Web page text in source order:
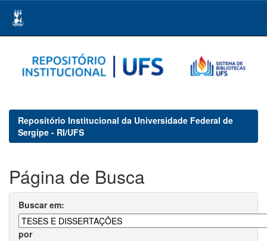
navigation
Repositório Institucional da Universidade Federal de
Sergipe - RI/UFS
Página de Busca
Buscar em:
por